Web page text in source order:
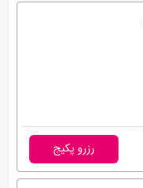
رزرو پکیج